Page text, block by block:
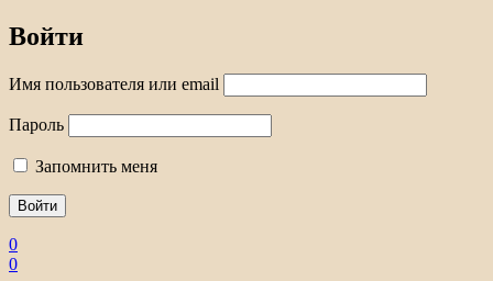
Войти
Имя пользователя или email
Пароль
Запомнить меня
0
0